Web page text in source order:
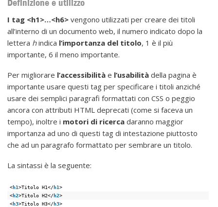
I tag <h1>…<h6> vengono utilizzati per creare dei titoli
all’interno di un documento web, il numero indicato dopo la
lettera hindica l’importanza del titolo, 1 è il più
importante, 6 il meno importante.
Per migliorare l’accessibilità e l’usabilità della pagina è
importante usare questi tag per specificare i titoli anziché
usare dei semplici paragrafi formattati con CSS o peggio
ancora con attributi HTML deprecati (come si faceva un
tempo), inoltre i motori di ricerca daranno maggior
importanza ad uno di questi tag di intestazione piuttosto
che ad un paragrafo formattato per sembrare un titolo.
La sintassi è la seguente:
<h1>Titolo H1</h1>
<h2>Titolo H2</h2>
<h3>Titolo H3</h3>